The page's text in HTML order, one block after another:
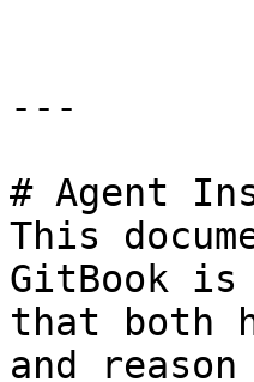
---
# Agent
This
GitBook is
that both
and